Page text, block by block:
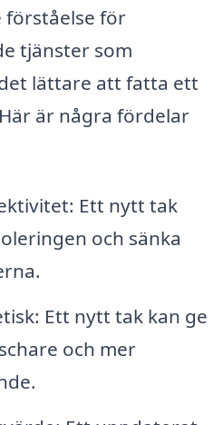
förståelse för
tjänster som
lättare att fatta ett
är några fördelar
Ett nytt tak
och sänka
Ett nytt tak kan ge
och mer